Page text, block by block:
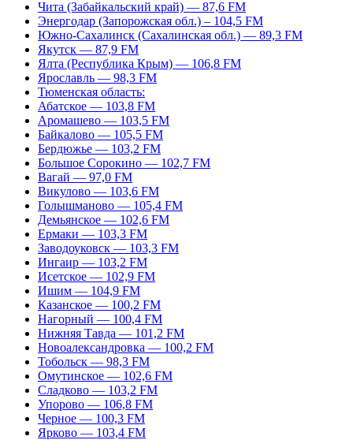
Чита (Забайкальский край) — 87,6 FM
Энергодар (Запорожская обл.) – 104,5 FM
Южно-Сахалинск (Сахалинская обл.) — 89,3 FM
Якутск — 87,9 FM
Ялта (Республика Крым) — 106,8 FM
Ярославль — 98,3 FM
Тюменская область:
Абатское — 103,8 FM
Аромашево — 103,5 FM
Байкалово — 105,5 FM
Бердюжье — 103,2 FM
Большое Сорокино — 102,7 FM
Вагай — 97,0 FM
Викулово — 103,6 FM
Голышманово — 105,4 FM
Демьянское — 102,6 FM
Ермаки — 103,3 FM
Заводоуковск — 103,3 FM
Ингаир — 103,2 FM
Исетское — 102,9 FM
Ишим — 104,9 FM
Казанское — 100,2 FM
Нагорный — 100,4 FM
Нижняя Тавда — 101,2 FM
Новоалександровка — 100,2 FM
Тобольск — 98,3 FM
Омутинское — 102,6 FM
Сладково — 103,2 FM
Упорово — 106,8 FM
Черное — 100,3 FM
Ярково — 103,4 FM